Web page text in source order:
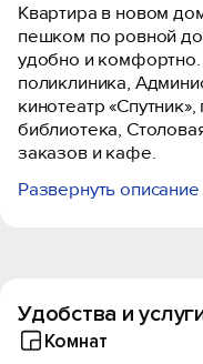
Квартира в новом
пешком по ровной
удобно и комфортно.
поликлиника,
кинотеатр
библиотека,
заказов и кафе.
В квартире все
бесплатная
Развернуть описание
Удобства и
Комнат